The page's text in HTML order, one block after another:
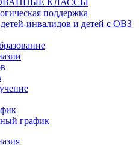
КЛАССЫ
поддержка
инвалидов и детей с ОВЗ
график